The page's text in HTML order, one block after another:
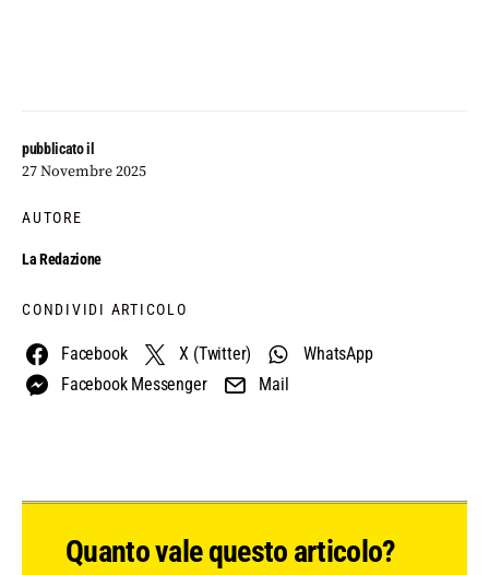
pubblicato il
27 Novembre 2025
AUTORE
La Redazione
CONDIVIDI ARTICOLO
Facebook X (Twitter)
WhatsApp
Facebook Messenger
Mail
Quanto vale questo articolo?